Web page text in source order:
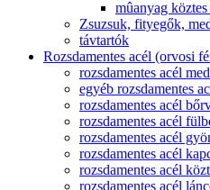
mûanyag
Zsuzsuk, fityegők,
távtartók
Rozsdamentes acél (orvosi
rozsdamentes acél
egyéb rozsdamentes
rozsdamentes acél
rozsdamentes acél
rozsdamentes acél
rozsdamentes acél
rozsdamentes acél
rozsdamentes acél